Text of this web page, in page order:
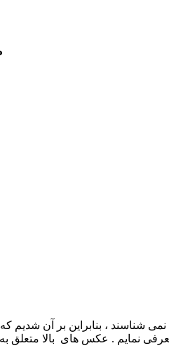
شناسند ، بنابراین بر آن شدیم